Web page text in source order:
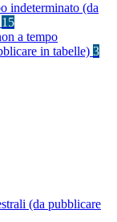
indeterminato (da
15
a tempo
in tabelle) 3
(da pubblicare